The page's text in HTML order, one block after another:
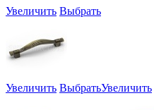
Увеличить Выбрать
Увеличить ВыбратьУвеличить